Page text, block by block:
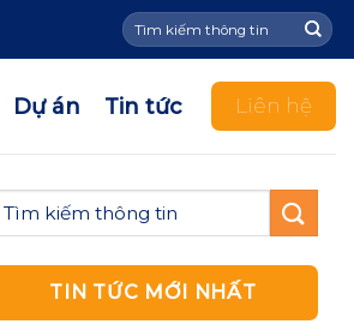
Tìm
kiếm:
Dự án Tin tức Liên hệ
TIN TỨC MỚI NHẤT